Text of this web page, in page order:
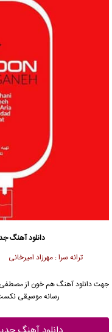
دانلود آهنگ
ترانه سرا : مهرزاد
جهت دانلود آهنگ هم خون ازمصطفی
رسانه موسیقی